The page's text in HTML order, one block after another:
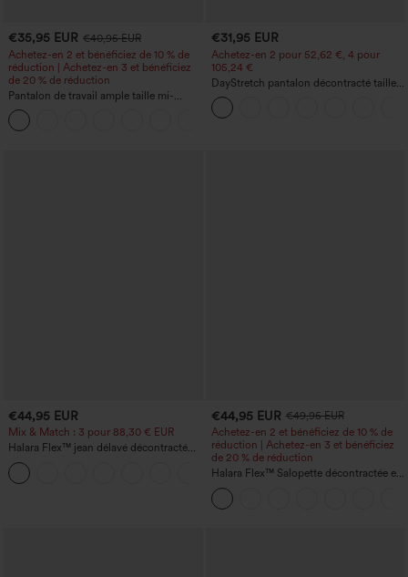
€35,95 EUR €40,95 EUR
Achetez-en 2 et bénéficiez de 10 % de
réduction | Achetez-en 3 et bénéficiez
de 20 % de réduction
Pantalon de travail ample taille mi-
haute, coupe « barrel » (jambe en forme
de tonneau) avec poches
€31,95 EUR
Achetez-en 2 pour 52,62 €, 4 pour
105,24 €
DayStretch pantalon décontracté taille
haute à jambe en forme de tonneau
avec poches
€44,95 EUR
Mix & Match : 3 pour 88,30 € EUR
Halara Flex™ jean délavé décontracté
taille haute à poches, coupe baggy à
jambe large
+2
€44,95 EUR €49,95 EUR
Achetez-en 2 et bénéficiez de 10 % de
réduction | Achetez-en 3 et bénéficiez
de 20 % de réduction
Halara Flex™ Salopette décontractée en
denim lavé à encolure en V avec poche